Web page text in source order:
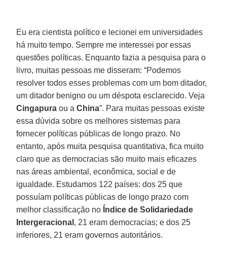
Eu era cientista político e lecionei em universidades
há muito tempo. Sempre me interessei por essas
questões políticas. Enquanto fazia a pesquisa para o
livro, muitas pessoas me disseram: “Podemos
resolver todos esses problemas com um bom ditador,
um ditador benigno ou um déspota esclarecido. Veja
Cingapura ou aChina”. Para muitas pessoas existe
essa dúvida sobre os melhores sistemas para
fornecer políticas públicas de longo prazo. No
entanto, após muita pesquisa quantitativa, fica muito
claro que as democracias são muito mais eficazes
nas áreas ambiental, econômica, social e de
igualdade. Estudamos 122 países: dos 25 que
possuíam políticas públicas de longo prazo com
melhor classificação no Índice de Solidariedade
Intergeracional , 21 eram democracias; e dos 25
inferiores, 21 eram governos autoritários.